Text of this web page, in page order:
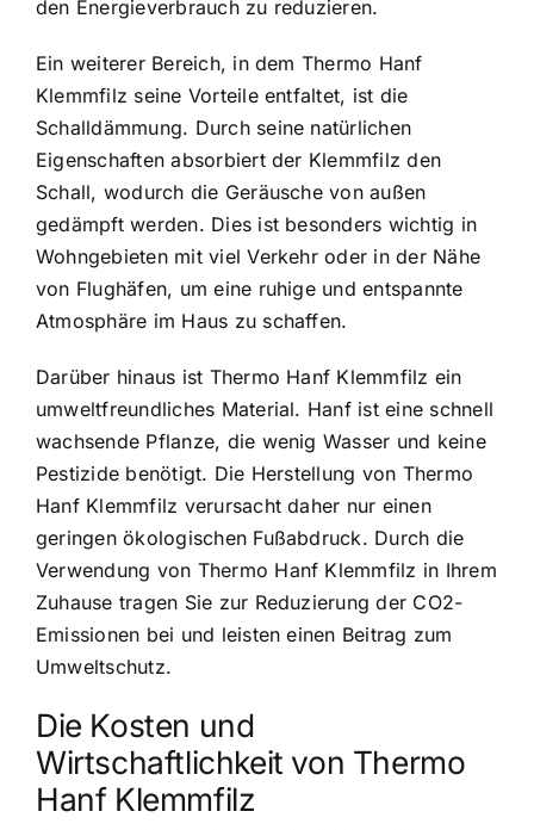
den Energieverbrauch zu reduzieren.
Ein weiterer Bereich, in dem Thermo Hanf
Klemmfilz seine Vorteile entfaltet, ist die
Schalldämmung. Durch seine natürlichen
Eigenschaften absorbiert der Klemmfilz den
Schall, wodurch die Geräusche von außen
gedämpft werden. Dies ist besonders wichtig in
Wohngebieten mit viel Verkehr oder in der Nähe
von Flughäfen, um eine ruhige und entspannte
Atmosphäre im Haus zu schaffen.
Darüber hinaus ist Thermo Hanf Klemmfilz ein
umweltfreundliches Material. Hanf ist eine schnell
wachsende Pflanze, die wenig Wasser und keine
Pestizide benötigt. Die Herstellung von Thermo
Hanf Klemmfilz verursacht daher nur einen
geringen ökologischen Fußabdruck. Durch die
Verwendung von Thermo Hanf Klemmfilz in Ihrem
Zuhause tragen Sie zur Reduzierung der CO2-
Emissionen bei und leisten einen Beitrag zum
Umweltschutz.
Die Kosten und
Wirtschaftlichkeit von Thermo
Hanf Klemmfilz